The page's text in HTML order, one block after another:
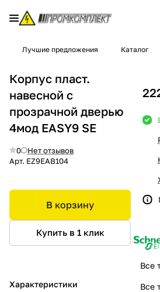
Лучшие предложения Каталог
Корпус пласт.
навесной с
прозрачной дверью
4мод EASY9 SE
0
Нет отзывов
Арт. EZ9EAB104
В корзину
Купить в 1 клик
Характеристики Все